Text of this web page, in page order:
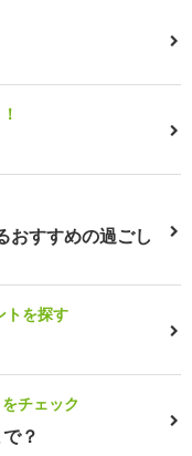
おすすめの過ごし
トを探す
チェック
？